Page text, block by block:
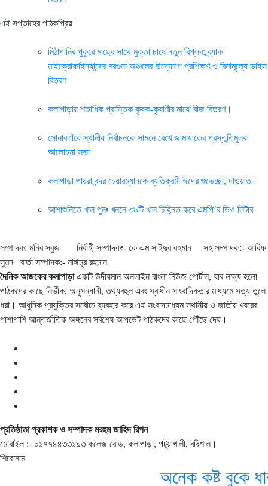
এই সপ্তাহের পাঠকপ্রিয়
মিঠাপানির পুকুরে মাছের সাথে মুক্তা চাষে নতুন বিপ্লব: ব্র্যাক
মাইক্রোফাইন্যান্সের বরগুনা অঞ্চলের উদ্যোগে প্রশিক্ষণ ও বিনামূল্যে ডাইস
বিতরণ
কলাপাড়ায় শতাধিক প্রান্তিক কৃষক-কৃষাণীর মাঝে বীজ বিতরণ।
সোনারগাঁয়ে স্থানীয় নির্বাচনকে সামনে রেখে জামায়াতের প্রস্তুতিমূলক
আলোচনা সভা
কলাপাড়া পায়রা বন্দর চেয়ারম্যানকে ব্যতিক্রমী ঈদের শুভেচ্ছা, দাওয়াত।
আশাশুনিতে খাল পুনঃ খননে ৩৯টি খাল চিহ্নিত করে এমপি’র ডিও লিটার
সম্পাদক: মনির সবুজ নির্বাহী সম্পাদকঃ- কে এম সাইদুর রহমান সহ সম্পাদক:- আরিফ
সুমন বার্তা সম্পাদক:- নাঈমুর রহমান
দৈনিক আজকের কলাপাড়াএকটি উদীয়মান অনলাইন বাংলা নিউজ পোর্টাল, যার লক্ষ্য হলো
পাঠকদের কাছে নির্ভীক, অনুসন্ধানী, তথ্যবহুল এবং স্বাধীন সাংবাদিকতার মাধ্যমে সত্য তুলে
ধরা। আধুনিক প্রযুক্তির সর্বোচ্চ ব্যবহার করে এই সংবাদমাধ্যম স্থানীয় ও জাতীয় খবরের
পাশাপাশি আন্তর্জাতিক অঙ্গনের সর্বশেষ আপডেট পাঠকদের কাছে পৌঁছে দেয়।
প্রতিষ্ঠাতা প্রকাশক ও সম্পাদক মরহুম জাহিদ রিপন
মোবাইল :- ০১৭৭৪৪৩৩১৯৩ কলেজ রোড, কলাপাড়া, পটুয়াখালী, বরিশাল।
শিরোনাম
অনেক কষ্ট বুকে